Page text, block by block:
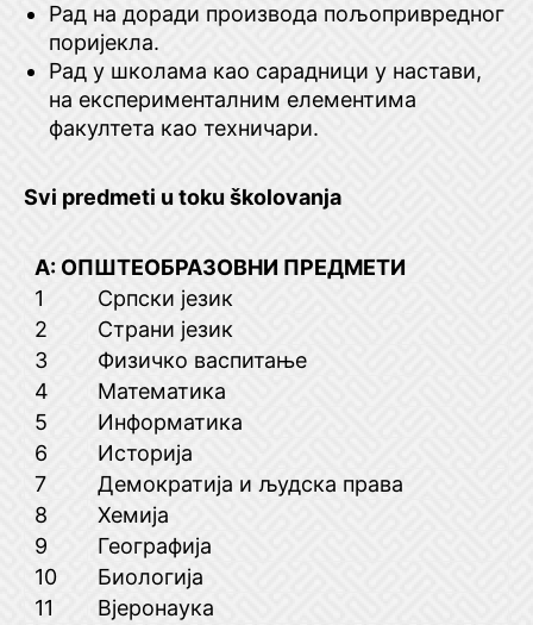
Рад на доради производа пољопривредног
поријекла.
Рад у школама као сарадници у настави,
на експерименталним елементима
факултета као техничари.
Svi predmeti u toku školovanja
А: ОПШТЕОБРАЗОВНИ ПРЕДМЕТИ
1
Српски језик
2
Страни језик
3
Физичко васпитање
4
Математика
5
Информатика
6
Историја
7
Демократија и људска права
8
Хемија
9
Географија
10
Биологија
11
Вјеронаука